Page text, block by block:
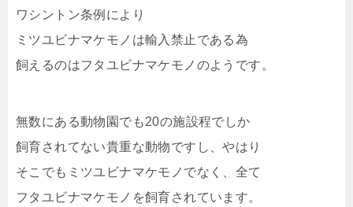
ワシントン条例により
ミツユビナマケモノは輸入禁止である為
飼えるのはフタユビナマケモノのようです。
無数にある動物園でも20の施設程でしか
飼育されてない貴重な動物ですし、やはり
そこでもミツユビナマケモノでなく、全て
フタユビナマケモノを飼育されています。